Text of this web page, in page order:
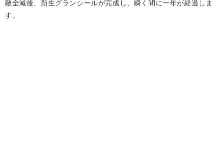
敵全滅後、新生グランシールが完成し、瞬く間に一年が経過しま
す。